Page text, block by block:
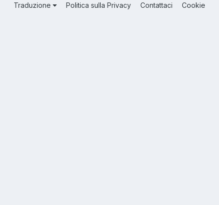
Traduzione Politica sulla Privacy Contattaci Cookie